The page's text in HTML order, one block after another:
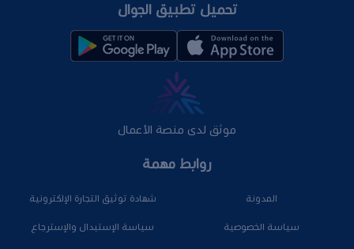
روابط مهمة
المدونة شهادة توثيق التجارة الإلكترونية
سياسة الخصوصية سياسة الإستبدال والإسترجاع
تحميل تطبيق الجوال
موثق لدى منصة الأعمال